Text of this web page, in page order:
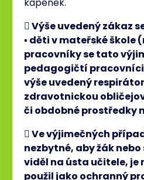
kapének.
 Výše uvedený zákaz
▪ děti v mateřské škole
pracovníky se tato
pedagogičtí
výše uvedený
zdravotnickou
či obdobné prostředky
 Ve výjimečných
nezbytné, aby žák
viděl na ústa učitele, je
použil jako ochranný